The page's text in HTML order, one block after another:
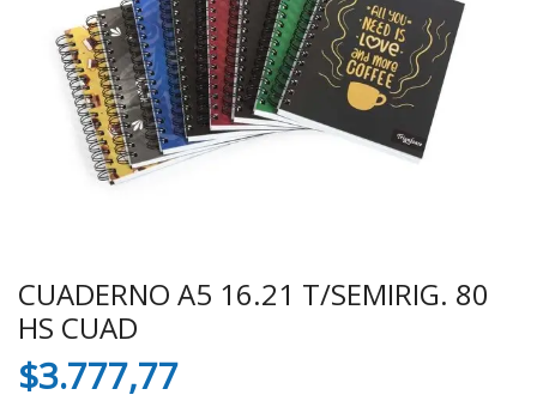
CUADERNO A5 16.21 T/SEMIRIG. 80
HS CUAD
$3.777,77